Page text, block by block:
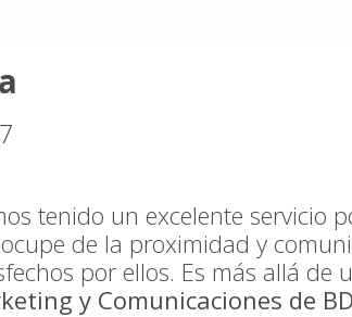
tenido un excelente servicio
de la proximidad y
por ellos. Es más allá de
y Comunicaciones de